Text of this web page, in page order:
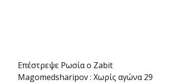
Επέστρεψε Ρωσία ο Zabit
Magomedsharipov : Χωρίς αγώνα 29